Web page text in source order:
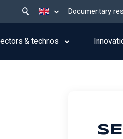
List additional
menu
top
Documentary
& technos